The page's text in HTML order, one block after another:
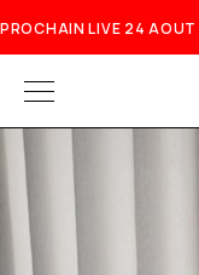
PROCHAIN LIVE 24